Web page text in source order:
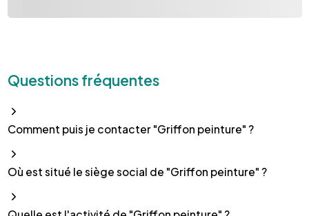
Questions fréquentes
Comment puis je contacter "Griffon peinture" ?
Où est situé le siège social de "Griffon peinture" ?